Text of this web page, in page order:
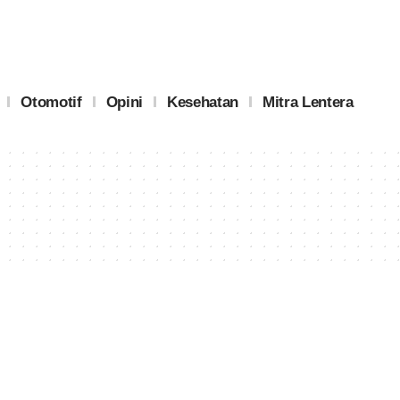
Otomotif Opini Kesehatan Mitra Lentera